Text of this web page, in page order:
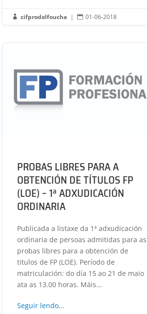
 cifprodolfoucha |  01-06-2018
PROBAS LIBRES PARA A
OBTENCIÓN DE TÍTULOS FP
(LOE) – 1ª ADXUDICACIÓN
ORDINARIA
Publicada a listaxe da 1ª adxudicación
ordinaria de persoas admitidas para as
probas libres para a obtención de
titulos de FP (LOE). Período de
matriculación: do día 15 ao 21 de maio
ata as 13.00 horas. Máis...
Seguir lendo...